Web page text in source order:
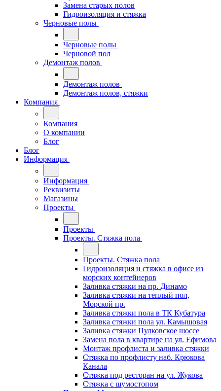
Замена старых полов
Гидроизоляция и стяжка
Черновые полы
Черновые полы
Черновой пол
Демонтаж полов
Демонтаж полов
Демонтаж полов, стяжки
Компания
Компания
О компании
Блог
Блог
Информация
Информация
Реквизиты
Магазины
Проекты
Проекты
Проекты. Стяжка пола
Проекты. Стяжка пола
Гидроизоляция и стяжка в офисе из
морских контейнеров
Заливка стяжки на пр. Динамо
Заливка стяжки на теплый пол,
Морской пр.
Заливка стяжки пола в ТК Кубатура
Заливка стяжки пола ул. Камышовая
Заливка стяжки Пулковское шоссе
Замена пола в квартире на ул. Ефимова
Монтаж профлиста и заливка стяжки
Стяжка по профлисту наб. Крюкова
Канала
Стяжка под ресторан на ул. Жукова
Стяжка с шумостопом